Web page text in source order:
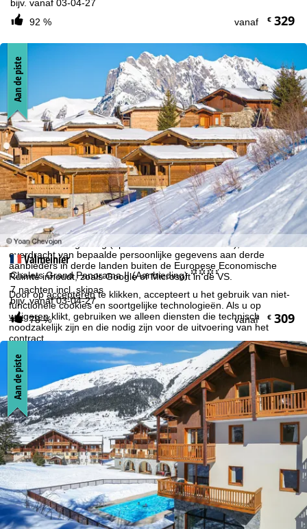
Cookie-informatie
Om onze website te optimaliseren, gebruiken we cookies om
gebruiksinformatie te verzamelen, die wij, TravelTrex GmbH, ook
delen met onze partners. Gebruiksprofielen worden aangemaakt
op basis van uw activiteiten met behulp van eindapparaat- en
browserinformatie. Deze gebruiksprofielen worden gebruikt voor
statistische analyse, individuele productaanbevelingen,
geïndividualiseerde reclame en bereikmeting. Hiervoor hebben wij
uw toestemming nodig (op elk moment in te trekken), wat ook de
overdracht van bepaalde persoonlijke gegevens aan derde
aanbieders in derde landen buiten de Europese Economische
Ruimte inhoudt, zoals Google of Microsoft in de VS.
Door opaccepterente klikken, accepteert u het gebruik van niet-
functionele cookies en soortgelijke technologieën. Als u op
weigerenklikt, gebruiken we alleen diensten die technisch
noodzakelijk zijn en die nodig zijn voor de uitvoering van het
contract.
Meer informatie over het gebruik van cookies en de mogelijkheid
om uw instellingen te wijzigen, vindt u in de informatie over
Cookie-Policy.
Informatie over de verantwoordelijke vind je in hetImpressum.
Informatie over de doeleinden en jouw rechten omtrent
gegevensbescherming vind je onzePrivacy Policy.
Accepteren
bijv. vanaf 03-04-27
92 %
vanaf €329
Valmeinier
Chalets Grand Panorama II (Aanbieding)°°°.
7 nachten incl. skipas
bijv. vanaf 03-04-27
78 %
vanaf €309
Aan de piste
Aan de piste